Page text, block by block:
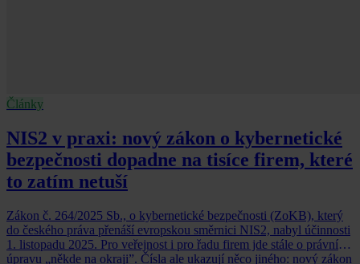
Články
NIS2 v praxi: nový zákon o kybernetické
bezpečnosti dopadne na tisíce firem, které
to zatím netuší
Zákon č. 264/2025 Sb., o kybernetické bezpečnosti (ZoKB), který
do českého práva přenáší evropskou směrnici NIS2, nabyl účinnosti
1. listopadu 2025. Pro veřejnost i pro řadu firem jde stále o právní
úpravu „někde na okraji”. Čísla ale ukazují něco jiného: nový zákon